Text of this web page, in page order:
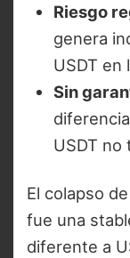
Riesgo
genera
USDT en
Sin
USDT
El colapso
fue una
diferente a